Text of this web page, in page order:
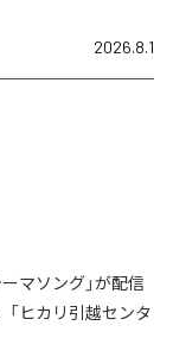
2026.8.1
マソング」が配信
ヒカリ引越センタ